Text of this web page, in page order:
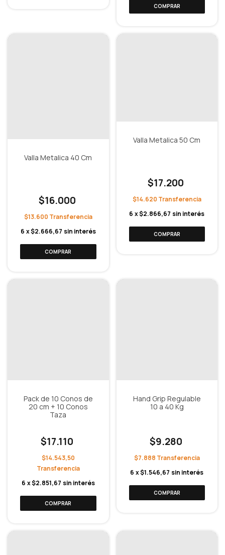
Valla Metalica 40 Cm
$16.000
$13.600
6 x$2.666,67 sin interés
Valla Metalica 50 Cm
$17.200
$14.620
6 x$2.866,67 sin interés
Pack de 10 Conos de
20 cm + 10 Conos
Taza
$17.110
$14.543,50
6 x$2.851,67 sin interés
Hand Grip Regulable
10 a 40 Kg
$9.280
$7.888
6 x$1.546,67 sin interés